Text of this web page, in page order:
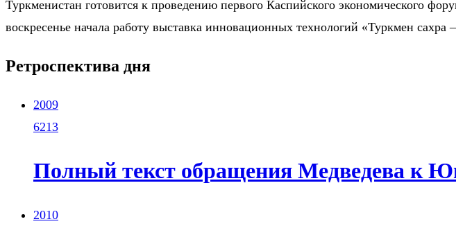
Туркменистан готовится к проведению первого Каспийского экономического
воскресенье начала работу выставка инновационных технологий «Туркмен
Ретроспектива дня
2009
6213
Полный текст обращения Медведева к
2010